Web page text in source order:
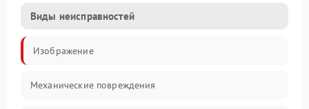
Виды неисправностей
Изображение
Механические повреждения